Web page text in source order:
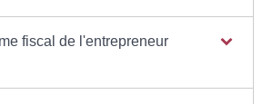
fiscal de l'entrepreneur